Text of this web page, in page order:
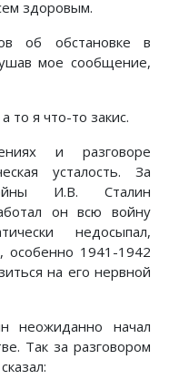
здоровым.
об обстановке в
мое сообщение,
я что-то закис.
и разговоре
усталость. За
И.В. Сталин
он всю войну
недосыпал,
особенно 1941-1942
на его нервной
неожиданно начал
Так за разговором